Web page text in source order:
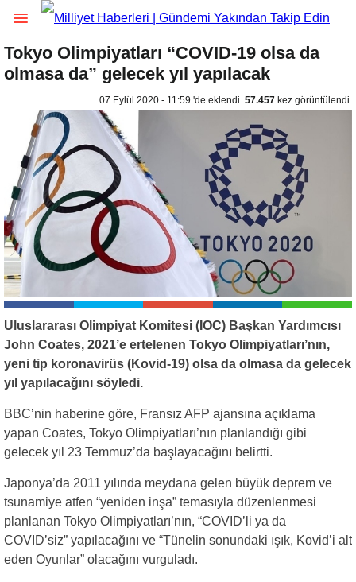
Tokyo Olimpiyatları “COVID-19 olsa da
olmasa da” gelecek yıl yapılacak
07 Eylül 2020 - 11:59 'de eklendi. 57.457 kez görüntülendi.
Uluslararası Olimpiyat Komitesi (IOC) Başkan Yardımcısı
John Coates, 2021’e ertelenen Tokyo Olimpiyatları’nın,
yeni tip koronavirüs (Kovid-19) olsa da olmasa da gelecek
yıl yapılacağını söyledi.
BBC’nin haberine göre, Fransız AFP ajansına açıklama
yapan Coates, Tokyo Olimpiyatları’nın planlandığı gibi
gelecek yıl 23 Temmuz’da başlayacağını belirtti.
Japonya’da 2011 yılında meydana gelen büyük deprem ve
tsunamiye atfen “yeniden inşa” temasıyla düzenlenmesi
planlanan Tokyo Olimpiyatları’nın, “COVID’li ya da
COVID’siz” yapılacağını ve “Tünelin sonundaki ışık, Kovid’i alt
eden Oyunlar” olacağını vurguladı.